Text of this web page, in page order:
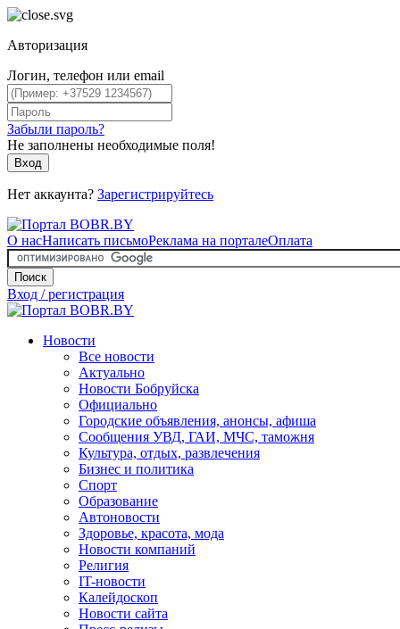
Авторизация
Логин, телефон или email
Забыли пароль?
Не заполнены необходимые поля!
Вход
Нет аккаунта? Зарегистрируйтесь
О насНаписать письмоРеклама на порталеОплата
Поиск
Вход / регистрация
Новости
Все новости
Актуально
Новости Бобруйска
Официально
Городские объявления, анонсы, афиша
Сообщения УВД, ГАИ, МЧС, таможня
Культура, отдых, развлечения
Бизнес и политика
Спорт
Образование
Автоновости
Здоровье, красота, мода
Новости компаний
Религия
IT-новости
Калейдоскоп
Новости сайта